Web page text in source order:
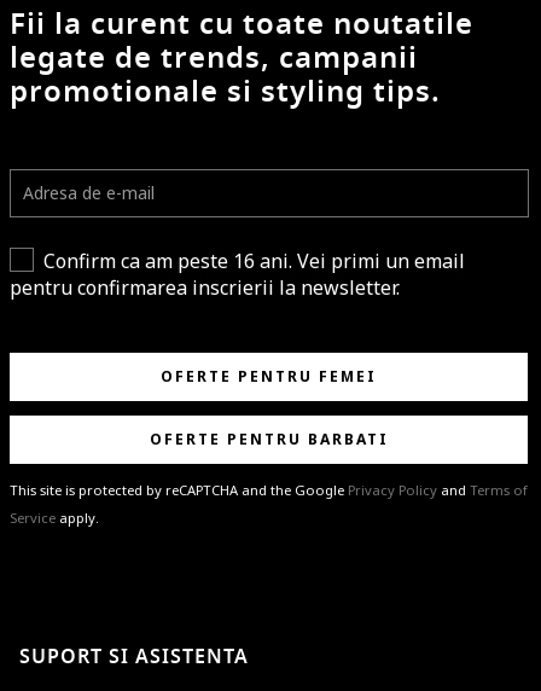
Fii la curent cu toate noutatile
legate de trends, campanii
promotionale si styling tips.
Confirm ca am peste 16 ani. Vei primi un email
pentru confirmarea inscrierii la newsletter.
OFERTE PENTRU FEMEI
OFERTE PENTRU BARBATI
This site is protected by reCAPTCHA and the Google Privacy Policy and Terms of
Service apply.
ultimele tendinte in moda!
SUPORT SI ASISTENTA